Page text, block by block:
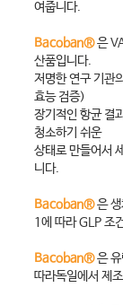
여줍니다.
Bacoban®은
산품입니다.
저명한 연구 기관
효능 검증)
장기적인 항균 결
청소하기 쉬운
상태로 만들어서
니다.
Bacoban®은 생
1에 따라 GLP 조
Bacoban®은
따라독일에서 제